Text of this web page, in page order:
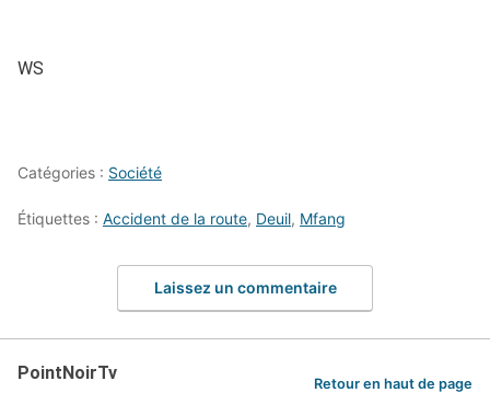
WS
Catégories : Société
Étiquettes : Accident de la route, Deuil, Mfang
Laissez un commentaire
PointNoirTv
Retour en haut de page